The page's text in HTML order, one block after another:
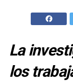
La
los